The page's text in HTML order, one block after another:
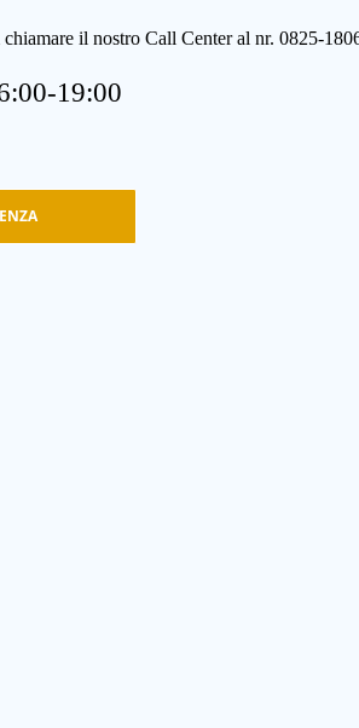
il nostro Call Center al nr. 0825-
19:00